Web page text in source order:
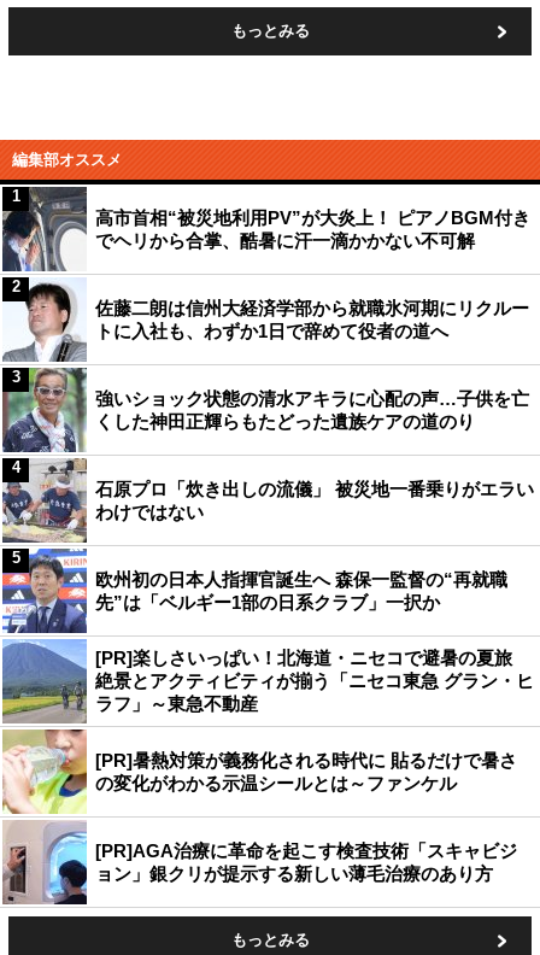
もっとみる
編集部オススメ
高市首相“被災地利用PV”が大炎上！ ピアノBGM付き
でヘリから合掌、酷暑に汗一滴かかない不可解
1
佐藤二朗は信州大経済学部から就職氷河期にリクルー
トに入社も、わずか1日で辞めて役者の道へ
2
強いショック状態の清水アキラに心配の声…子供を亡
くした神田正輝らもたどった遺族ケアの道のり
3
石原プロ「炊き出しの流儀」 被災地一番乗りがエラい
わけではない
4
欧州初の日本人指揮官誕生へ 森保一監督の“再就職
先”は「ベルギー1部の日系クラブ」一択か
5
[PR]楽しさいっぱい！北海道・ニセコで避暑の夏旅
絶景とアクティビティが揃う「ニセコ東急 グラン・ヒ
ラフ」～東急不動産
[PR]暑熱対策が義務化される時代に 貼るだけで暑さ
の変化がわかる示温シールとは～ファンケル
[PR]AGA治療に革命を起こす検査技術「スキャビジ
ョン」銀クリが提示する新しい薄毛治療のあり方
もっとみる